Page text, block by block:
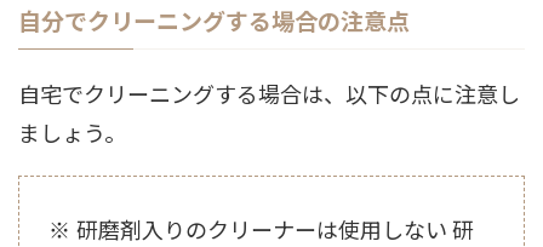
自分でクリーニングする場合の注意点
自宅でクリーニングする場合は、以下の点に注意し
ましょう。
研磨剤入りのクリーナーは使用しない 研